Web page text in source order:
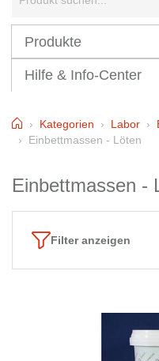
Produkte
Hilfe & Info-Center
HomeKategorien Labor
Einbettmassen - Löten
Einbettmassen -
Filter anzeigen